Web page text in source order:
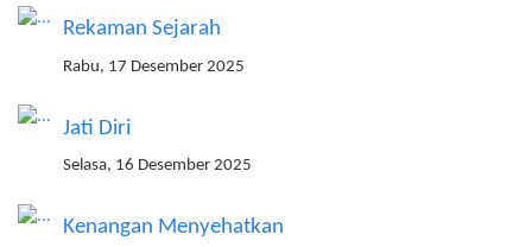
Rekaman Sejarah
Rabu, 17 Desember 2025
Jati Diri
Selasa, 16 Desember 2025
Kenangan Menyehatkan